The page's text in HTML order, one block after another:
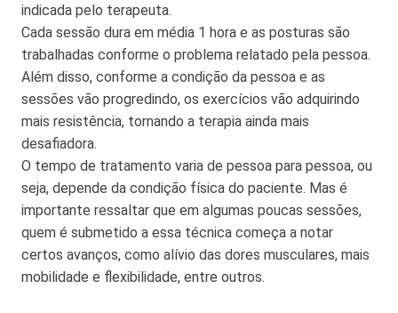
indicada pelo terapeuta.
Cada sessão dura em média 1 hora e as posturas são
trabalhadas conforme o problema relatado pela pessoa.
Além disso, conforme a condição da pessoa e as
sessões vão progredindo, os exercícios vão adquirindo
mais resistência, tornando a terapia ainda mais
desafiadora.
O tempo de tratamento varia de pessoa para pessoa, ou
seja, depende da condição física do paciente. Mas é
importante ressaltar que em algumas poucas sessões,
quem é submetido a essa técnica começa a notar
certos avanços, como alívio das dores musculares, mais
mobilidade e flexibilidade, entre outros.